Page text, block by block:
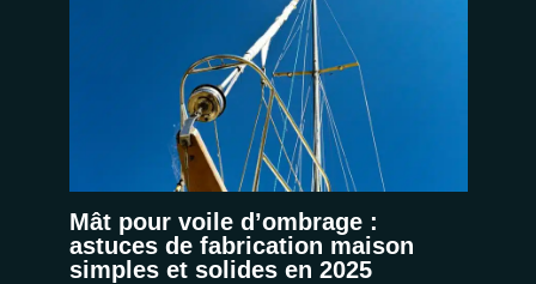
Mât pour voile d’ombrage :
astuces de fabrication maison
simples et solides en 2025